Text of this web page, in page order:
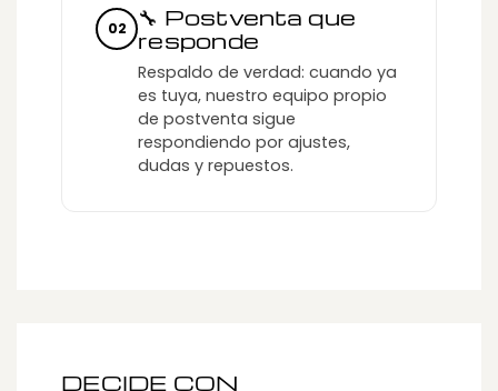
02
🔧 Postventa que
responde
Respaldo de verdad: cuando ya
es tuya, nuestro equipo propio
de postventa sigue
respondiendo por ajustes,
dudas y repuestos.
DECIDE CON